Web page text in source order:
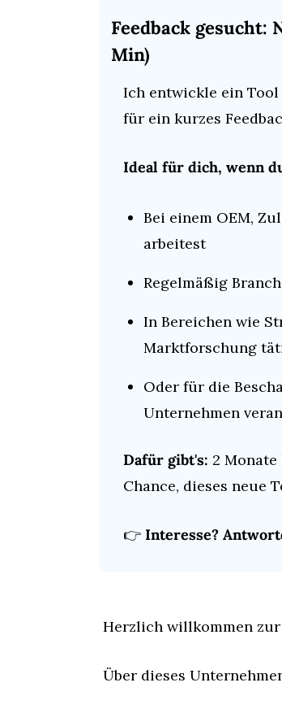
Feedback gesucht:
Min)
Ich entwickle ein
für ein kurzes
Ideal für dich, wenn
Bei einem OEM,
arbeitest
Regelmäßig
In Bereichen wie
Marktforschung
Oder für die
Unternehmen
Dafür gibt's: 2
Chance, dieses neue
👉 Interesse?
Herzlich willkommen zur
Über dieses